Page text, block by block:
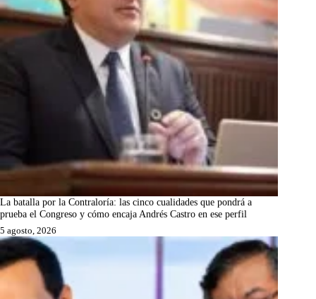
La batalla por la Contraloría: las cinco cualidades que pondrá a
prueba el Congreso y cómo encaja Andrés Castro en ese perfil
5 agosto, 2026